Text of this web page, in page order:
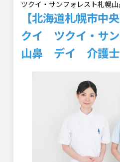
ツクイ・サンフォレスト札幌
【北海道札幌市中
クイ ツクイ・サ
山鼻 デイ 介護